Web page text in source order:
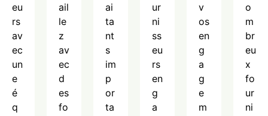
eu
rs
av
ec
un
e
é
q
ail
le
z
av
ec
d
es
fo
ai
ta
nt
s
im
p
or
ta
ur
ni
ss
eu
rs
en
g
a
v
os
en
g
a
g
e
m
o
m
br
eu
x
fo
ur
ni